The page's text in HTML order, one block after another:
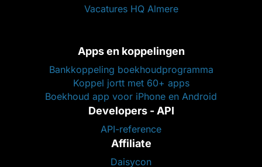
Vacatures HQ Almere
Apps en koppelingen
Bankkoppeling boekhoudprogramma
Koppel jortt met 60+ apps
Boekhoud app voor iPhone en Android
Developers - API
API-reference
Affiliate
Daisycon